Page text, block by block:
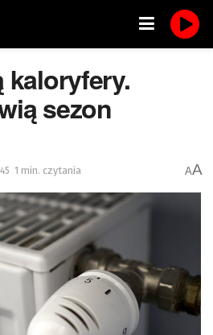
kaloryfery.
sezon
1 min. czytania AA